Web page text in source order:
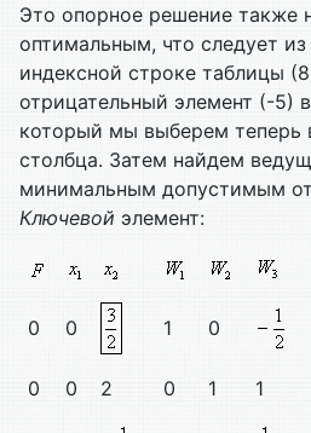
Это опорное решение также
оптимальным, что следует из
индексной строке таблицы
отрицательный элемент (-5)
который мы выберем теперь
столбца. Затем найдем
минимальным допустимым
Ключевой элемент:
0 0 1 0
0 0 2 0 1 1